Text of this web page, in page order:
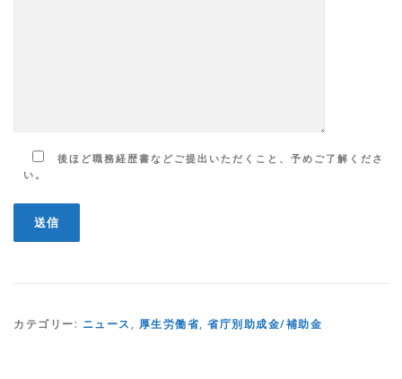
後ほど職務経歴書などご提出いただくこと、予めご了解くださ
い。
カテゴリー: ニュース , 厚生労働省, 省庁別助成金/補助金